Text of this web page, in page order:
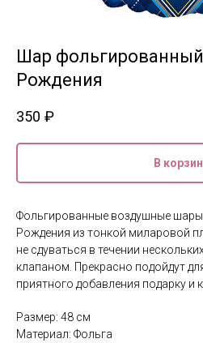
Шар
Рождения
350 ₽
В
Фольгированные воздушные
Рождения из тонкой миларовой
не сдуваться в течении
клапаном. Прекрасно подойдут
приятного добавления подарку и
Размер: 48 см
Материал: Фольга